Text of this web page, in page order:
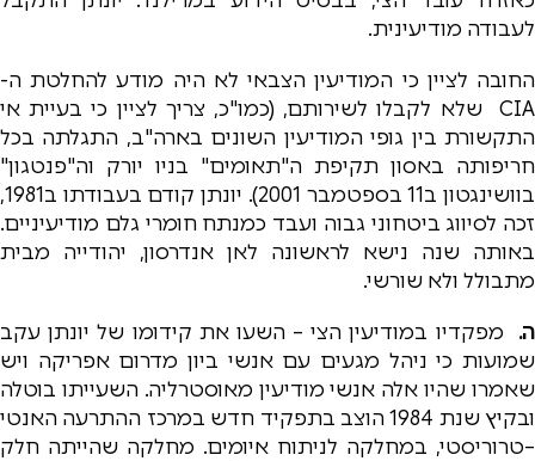
לעבודה מודיעינית.
החובה לציין כי המודיעין הצבאי לא היה מודע להחלטת ה-
CIA שלא לקבלו לשירותם, (כמו"כ, צריך לציין כי בעיית אי
התקשורת בין גופי המודיעין השונים בארה"ב, התגלתה בכל
חריפותה באסון תקיפת ה"תאומים" בניו יורק וה"פנטגון"
בוושינגטון ב11 בספטמבר 2001). יונתן קודם בעבודתו ב1981,
זכה לסיווג ביטחוני גבוה ועבד כמנתח חומרי גלם מודיעיניים.
באותה שנה נישא לראשונה לאן אנדרסון, יהודייה מבית
מתבולל ולא שורשי.
ה. מפקדיו במודיעין הצי – השעו את קידומו של יונתן עקב
שמועות כי ניהל מגעים עם אנשי ביון מדרום אפריקה ויש
שאמרו שהיו אלה אנשי מודיעין מאוסטרליה. השעייתו בוטלה
ובקיץ שנת 1984 הוצב בתפקיד חדש במרכז ההתרעה האנטי
–טרוריסטי, במחלקה לניתוח איומים. מחלקה שהייתה חלק